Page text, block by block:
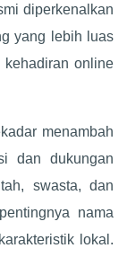
diperkenalkan
yang lebih luas
online
menambah
dan dukungan
swasta, dan
nama
lokal.